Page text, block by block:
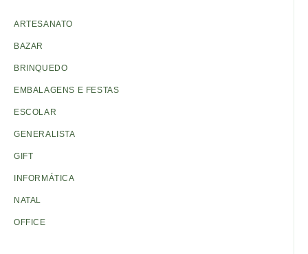
ARTESANATO
BAZAR
BRINQUEDO
EMBALAGENS E FESTAS
ESCOLAR
GENERALISTA
GIFT
INFORMÁTICA
NATAL
OFFICE